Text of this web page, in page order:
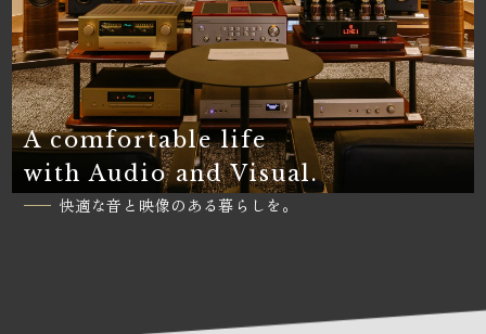
A comfortable life
with Audio and Visual.
快適な音と映像のある暮らしを。